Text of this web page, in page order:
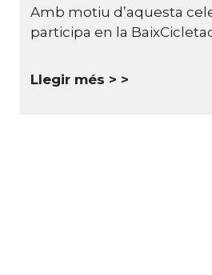
Amb motiu d’aquesta
participa en la
Llegir més >